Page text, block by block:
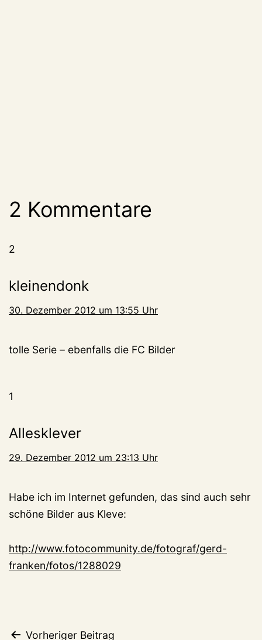
2 Kommentare
2
kleinendonk
30. Dezember 2012 um 13:55 Uhr
tolle Serie – ebenfalls die FC Bilder
1
Allesklever
29. Dezember 2012 um 23:13 Uhr
Habe ich im Internet gefunden, das sind auch sehr
schöne Bilder aus Kleve:
http://www.fotocommunity.de/fotograf/gerd-
franken/fotos/1288029
Vorheriger Beitrag